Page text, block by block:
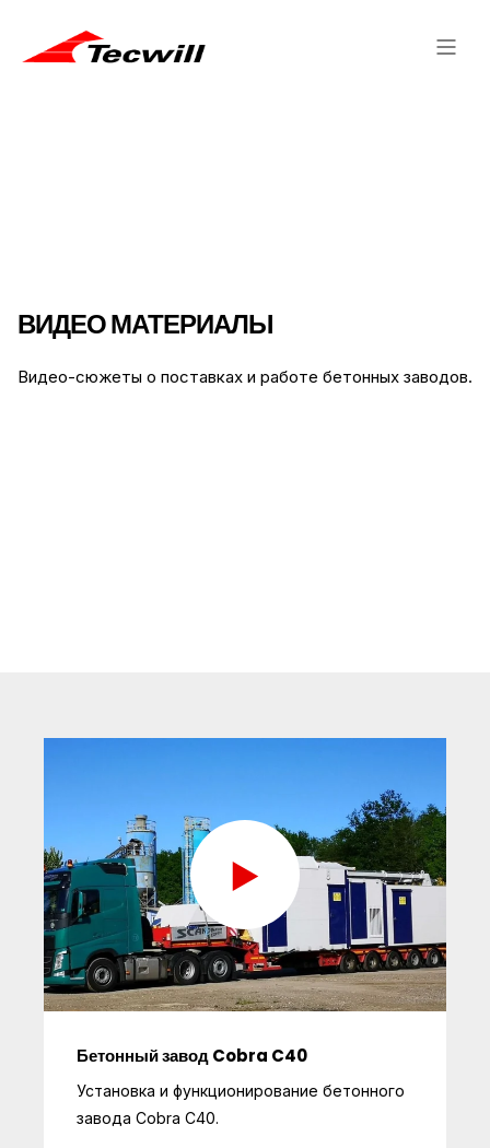
ВИДЕО МАТЕРИАЛЫ
Видео-сюжеты о поставках и работе бетонных заводов.
Бетонный завод Cobra C40
Установка и функционирование бетонного
завода Cobra C40.